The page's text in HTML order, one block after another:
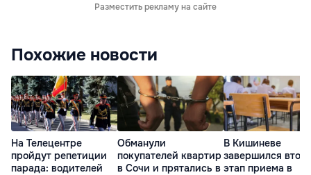
Разместить рекламу на сайте
Похожие новости
На Телецентре
пройдут репетиции
парада: водителей
Обманули
покупателей квартир
в Сочи и прятались в
В Кишиневе
завершился
этап приема в